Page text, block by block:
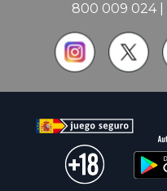
800 009 024|